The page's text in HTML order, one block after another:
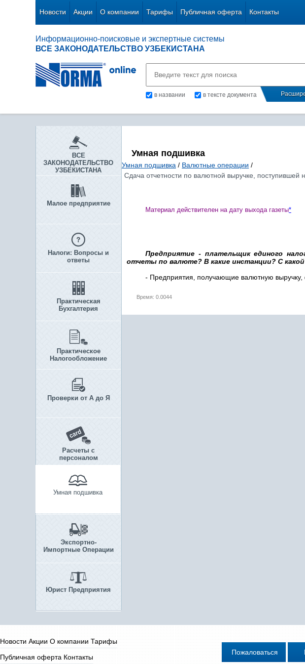
Новости Акции О компании Тарифы Публичная оферта Контакты
Информационно-поисковые и экспертные системы
ВСЕ ЗАКОНОДАТЕЛЬСТВО УЗБЕКИСТАНА
в названии в тексте документа
ВСЕ
ЗАКОНОДАТЕЛЬСТВО
УЗБЕКИСТАНА
Малое предприятие
Налоги: Вопросы и
ответы
Практическая
Бухгалтерия
Практическое
Налогообложение
Проверки от А до Я
Расчеты с
персоналом
Умная подшивка
Экспортно-
Импортные Операции
Юрист Предприятия
Умная подшивка
Умная подшивка / Валютные операции /
Сдача отчетности по валютной выручке,
Материал действителен на дату выхода газеты*
Предприятие - плательщик единого
отчеты по валюте? В какие инстанции? С
- Предприятия, получающие валютную выручку,
Время: 0.0044
Новости Акции О компании Тарифы
Публичная оферта Контакты